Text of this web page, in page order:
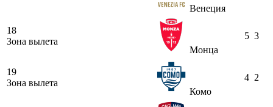
Венеция
18
Зона вылета
Монца
5 3
19
Зона вылета
Комо
4 2